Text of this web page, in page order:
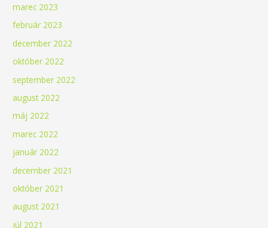
marec 2023
február 2023
december 2022
október 2022
september 2022
august 2022
máj 2022
marec 2022
január 2022
december 2021
október 2021
august 2021
júl 2021